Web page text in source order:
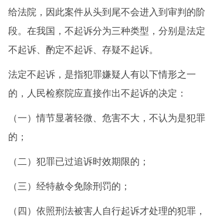
给法院，因此案件从头到尾不会进入到审判的阶
段。在我国，不起诉分为三种类型，分别是法定
不起诉、酌定不起诉、存疑不起诉。
法定不起诉，是指犯罪嫌疑人有以下情形之一
的，人民检察院应直接作出不起诉的决定：
（一）情节显著轻微、危害不大，不认为是犯罪
的；
（二）犯罪已过追诉时效期限的；
（三）经特赦令免除刑罚的；
（四）依照刑法被害人自行起诉才处理的犯罪，